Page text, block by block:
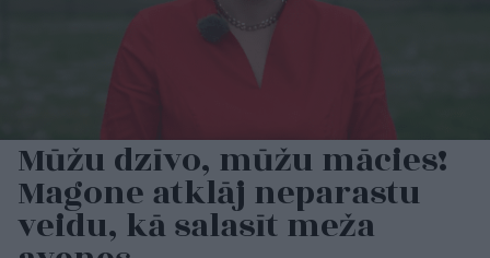
Mūžu dzīvo, mūžu mācies!
Magone atklāj neparastu
veidu, kā salasīt meža